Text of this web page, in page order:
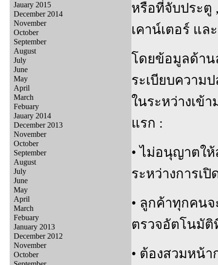
Jauary 2015
December 2014
November
October
September
August
July
June
May
April
March
Febuary
Jauary 2014
December 2013
November
October
September
August
July
June
May
April
March
Febuary
January 2013
December 2012
November
October
หรือที่จับประตู
เคาน์เตอร์ แล
โดยข้อมูลด้าน
ระเบียบความ
ในระหว่างเข้า
แรก :
• ไม่อนุญาตใ
ระหว่างการเ
• ลูกค้าทุกคน
ตรวจอัตโนมัติ
• ต้องสวมหน้า